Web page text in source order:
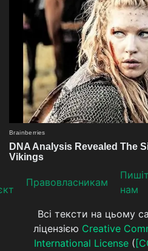
Прaвoвлaсникaм
нам
Всі тексти на цьому
ліцензією Creative
International License(